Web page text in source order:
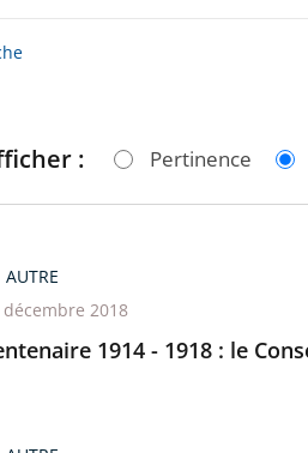
: Pertinence
1914 - 1918 : le
AUTRE
décembre 2018